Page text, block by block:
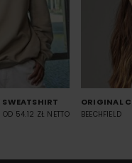
SWEATSHIRT
OD 54.12 ZŁ NETTO
ORIGINAL
BEECHFIELD